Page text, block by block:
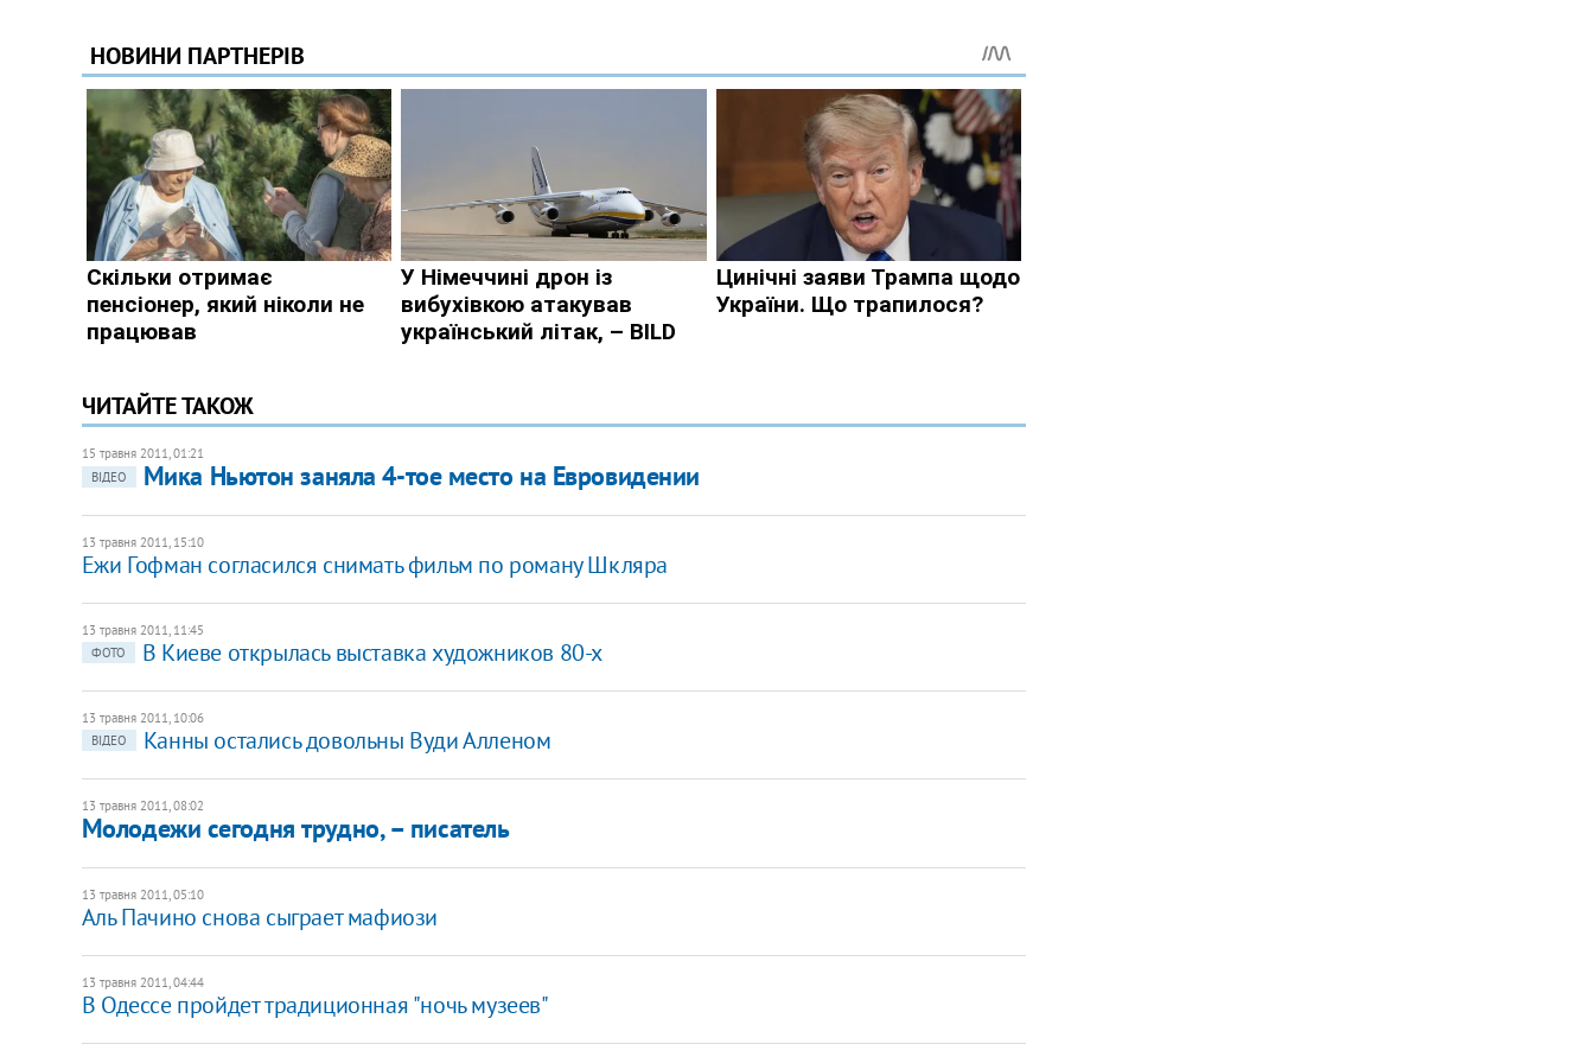
ЧИТАЙТЕ ТАКОЖ
15 травня 2011, 01:21
ВІДЕО
Мика Ньютон заняла 4-тое место на Евровидении
13 травня 2011, 15:10
Ежи Гофман согласился снимать фильм по роману Шкляра
13 травня 2011, 11:45
ФОТО
В Киеве открылась выставка художников 80-х
13 травня 2011, 10:06
ВІДЕО
Канны остались довольны Вуди Алленом
13 травня 2011, 08:02
Молодежи сегодня трудно, – писатель
13 травня 2011, 05:10
Аль Пачино снова сыграет мафиози
13 травня 2011, 04:44
В Одессе пройдет традиционная "ночь музеев"